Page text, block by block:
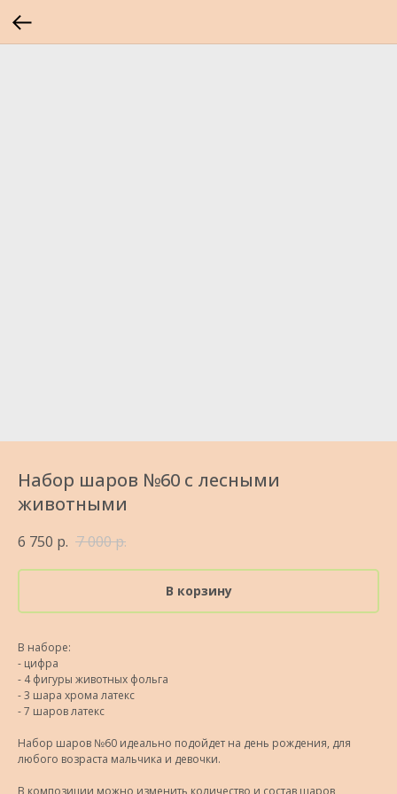
Набор шаров №60 с лесными
животными
6 750 р. 7 000р.
В корзину
В наборе:
- цифра
- 4 фигуры животных фольга
- 3 шара хрома латекс
- 7 шаров латекс
Набор шаров №60 идеально подойдет на день рождения, для
любого возраста мальчика и девочки.